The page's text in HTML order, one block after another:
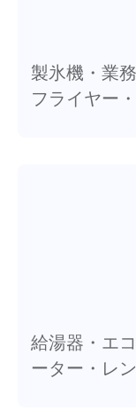
製氷機・業
フライヤー
給湯器・エ
ーター・レ